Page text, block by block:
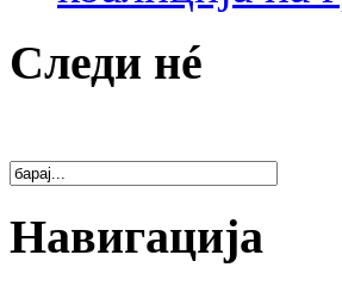
Следи нé
Навигација